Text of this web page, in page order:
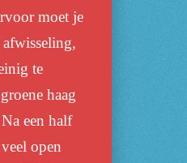
moet je
te
haag
een half
open